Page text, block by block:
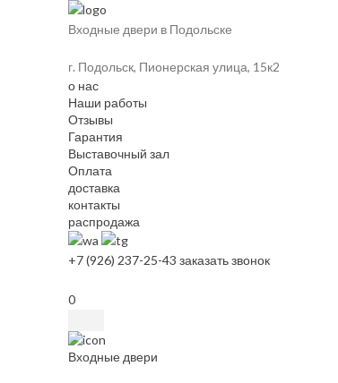
Входные двери в Подольске
г. Подольск, Пионерская улица, 15к2
о нас
Наши работы
Отзывы
Гарантия
Выставочный зал
Оплата
доставка
контакты
распродажа
+7 (926) 237-25-43 заказать звонок
0
Входные двери